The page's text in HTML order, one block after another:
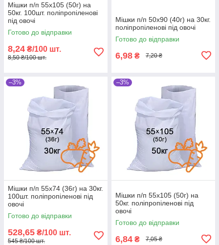
Мішки п/п 55x105 (50г) на
50кг. 100шт. поліпропіленові
під овочі
Готово до відправки
8,24 ₴/100 шт.
8,50 ₴/100 шт.
Мішки п/п 50x90 (40г) на 30кг.
поліпропіленові під овочі
Готово до відправки
6,98 ₴ 7,20 ₴
–3%
Мішки п/п 55x74 (36г) на 30кг.
100шт. поліпропіленові під
овочі
Готово до відправки
528,65 ₴/100 шт.
545 ₴/100 шт.
–3%
Мішки п/п 55x105 (50г) на
50кг. поліпропіленові під
овочі
Готово до відправки
6,84 ₴ 7,05 ₴